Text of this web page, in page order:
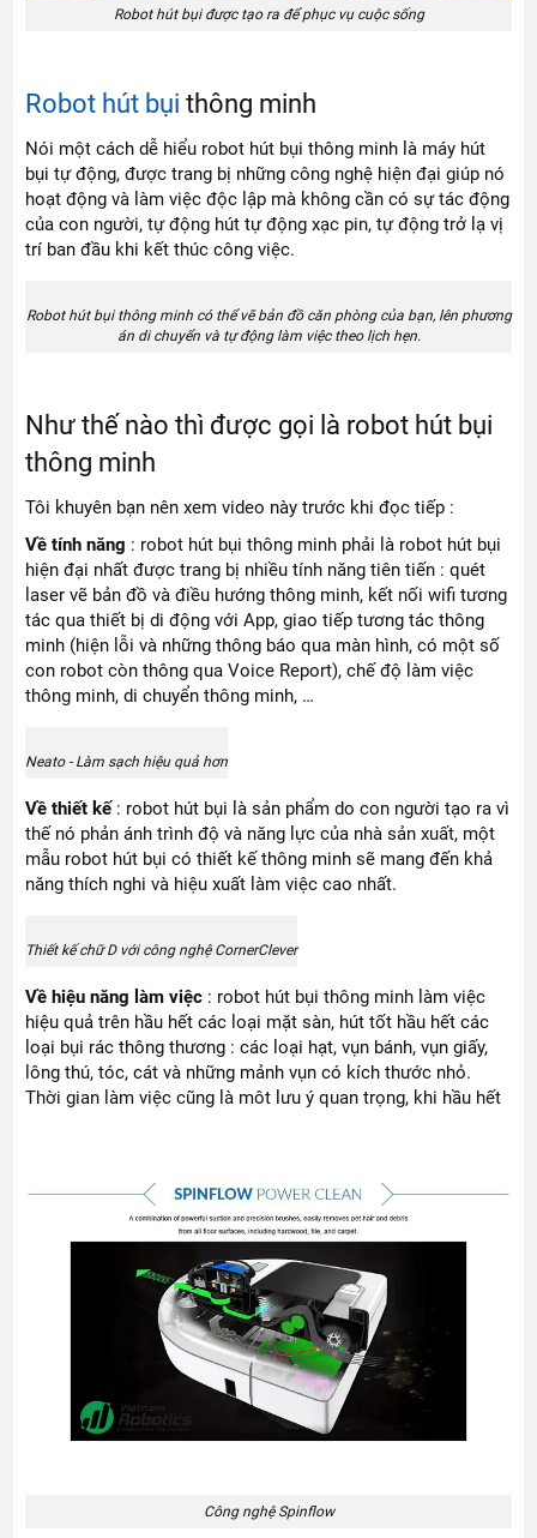
Robot hút bụi được tạo ra để phục vụ cuộc sống
Robot hút bụi thông minh
Nói một cách dễ hiểu robot hút bụi thông minh là máy hút
bụi tự động, được trang bị những công nghệ hiện đại giúp nó
hoạt động và làm việc độc lập mà không cần có sự tác động
của con người, tự động hút tự động xạc pin, tự động trở lạ vị
trí ban đầu khi kết thúc công việc.
Robot hút bụi thông minh có thể vẽ bản đồ căn phòng của bạn, lên phương
án di chuyển và tự động làm việc theo lịch hẹn.
Như thế nào thì được gọi là robot hút bụi
thông minh
Tôi khuyên bạn nên xem video này trước khi đọc tiếp :
Về tính năng : robot hút bụi thông minh phải là robot hút bụi
hiện đại nhất được trang bị nhiều tính năng tiên tiến : quét
laser vẽ bản đồ và điều hướng thông minh, kết nối wifi tương
tác qua thiết bị di động với App, giao tiếp tương tác thông
minh (hiện lỗi và những thông báo qua màn hình, có một số
con robot còn thông qua Voice Report), chế độ làm việc
thông minh, di chuyển thông minh, …
Neato - Làm sạch hiệu quả hơn
Về thiết kế : robot hút bụi là sản phẩm do con người tạo ra vì
thế nó phản ánh trình độ và năng lực của nhà sản xuất, một
mẫu robot hút bụi có thiết kế thông minh sẽ mang đến khả
năng thích nghi và hiệu xuất làm việc cao nhất.
Thiết kế chữ D với công nghệ CornerClever
Về hiệu năng làm việc : robot hút bụi thông minh làm việc
hiệu quả trên hầu hết các loại mặt sàn, hút tốt hầu hết các
loại bụi rác thông thương : các loại hạt, vụn bánh, vụn giấy,
lông thú, tóc, cát và những mảnh vụn có kích thước nhỏ.
Thời gian làm việc cũng là môt lưu ý quan trọng, khi hầu hết
Công nghệ Spinflow